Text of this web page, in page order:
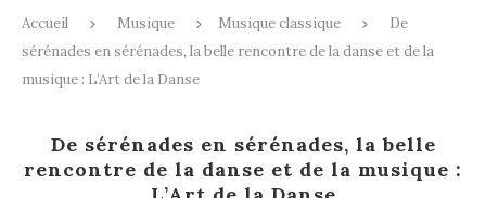
Accueil Musique Musique classique
De
sérénades en sérénades, la belle rencontre de la danse et de la
musique : L’Art de la Danse
Musique classique
De sérénades en sérénades, la belle
rencontre de la danse et de la musique :